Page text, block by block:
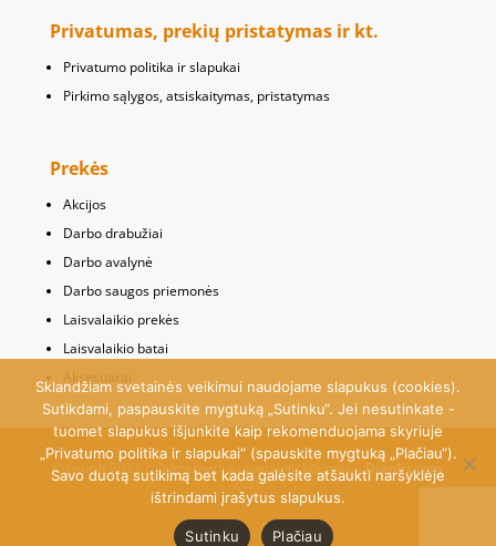
Privatumas, prekių pristatymas ir kt.
Privatumo politika ir slapukai
Pirkimo sąlygos, atsiskaitymas, pristatymas
Prekės
Akcijos
Darbo drabužiai
Darbo avalynė
Darbo saugos priemonės
Laisvalaikio prekės
Laisvalaikio batai
Aksesuarai
© osus.lt 2023 | © Internetinių svetainių kūrimas –Dipolis.com
2020
Sklandžiam svetainės veikimui naudojame slapukus (cookies).
Sutikdami, paspauskite mygtuką „Sutinku“. Jei nesutinkate -
tuomet slapukus išjunkite kaip rekomenduojama skyriuje
„Privatumo politika ir slapukai“ (spauskite mygtuką „Plačiau“).
Savo duotą sutikimą bet kada galėsite atšaukti naršyklėje
ištrindami įrašytus slapukus.
Sutinku Plačiau